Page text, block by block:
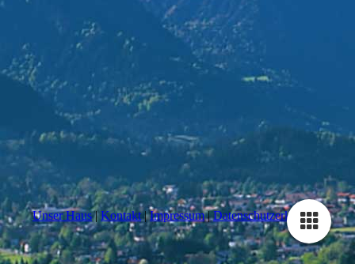
Unser Haus|Kontakt|Impressum|Datenschutzerklärung